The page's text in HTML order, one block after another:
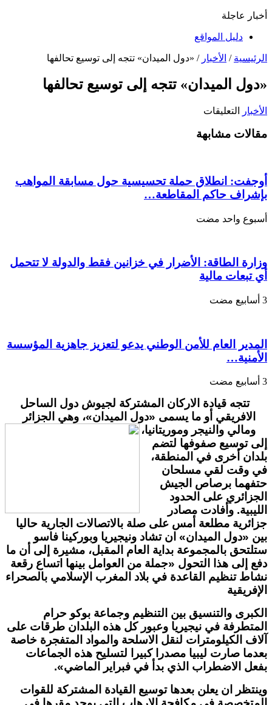
أخبار عاجلة
دليل المواقع
الرئيسية / الأخبار / «دول الميدان» تتجه إلى توسيع تحالفها
«دول الميدان» تتجه إلى توسيع تحالفها
الأخبار التعليقات
الميدان»
تحالفها
مغلقة
مقالات مشابهة
أوجفت: انطلاق حملة تحسيسية حول مسابقة المواهب
بإشراف حاكم المقاطعة…
‏أسبوع واحد مضت
وزارة الطاقة: الأضرار في خزانين فقط والدولة لا تتحمل
أي تبعات مالية
المدير العام للأمن الوطني يدعو لتعزيز جاهزية المؤسسة
الأمنية…
تتجه قيادة الاركان المشتركة لجيوش دول الساحل
الافريقي أو ما يسمى «دول الميدان»، وهي الجزائر
ومالي والنيجر وموريتانيا،
إلى توسيع صفوفها لتضم
بلدان أخرى في المنطقة،
في وقت لقي مسلحان
حتفهما برصاص الجيش
الجزائري على الحدود
الليبية. وأفادت مصادر
جزائرية مطلعة أمس على صلة بالاتصالات الجارية حاليا
بين «دول الميدان» ان تشاد ونيجيريا وبوركينا فاسو
ستلتحق بالمجموعة بداية العام المقبل، مشيرة إلى أن ما
دفع إلى هذا التحول «جملة من العوامل بينها اتساع رقعة
نشاط تنظيم القاعدة في بلاد المغرب الإسلامي بالصحراء
الإفريقية
الكبرى والتنسيق بين التنظيم وجماعة بوكو حرام
المتطرفة في نيجيريا وعبور كل هذه البلدان طرقات على
آلاف الكيلومترات لنقل الاسلحة والمواد المتفجرة خاصة
بعدما صارت ليبيا مصدرا كبيرا لتسليح هذه الجماعات
بفعل الاضطراب الذي بدأ في فبراير الماضي».
وينتظر ان يعلن بعدها توسيع القيادة المشتركة للقوات